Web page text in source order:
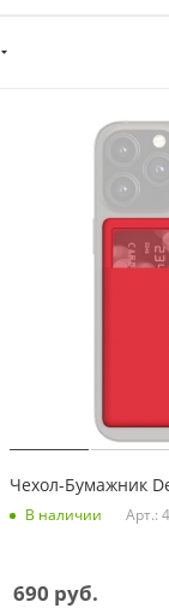
Чехол-Бумажник
В наличии Арт.:
690 руб.